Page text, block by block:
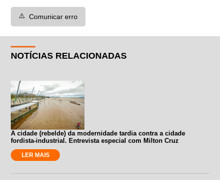
⚠️ Comunicar erro
NOTÍCIAS RELACIONADAS
A cidade (rebelde) da modernidade tardia contra a cidade
fordista-industrial. Entrevista especial com Milton Cruz
LER MAIS